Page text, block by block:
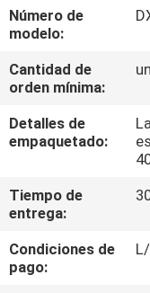
SOBRE
DE
FÁBRICA
CONTROL
Número de
modelo:
Cantidad de
orden mínima:
Detalles de
empaquetado:
Tiempo de
entrega:
Condiciones de
pago: